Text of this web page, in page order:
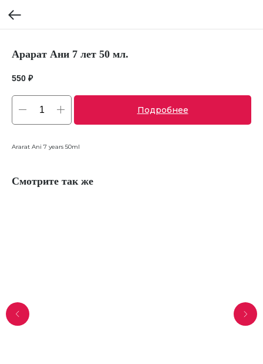
Арарат Ани 7 лет 50 мл.
550 ₽
Подробнее
Ararat Ani 7 years 50ml
Смотрите так же